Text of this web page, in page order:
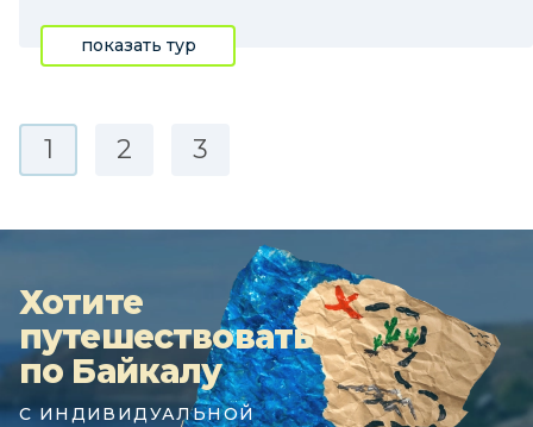
показать тур
1 2 3
Хотите
путешествовать
по Байкалу
С ИНДИВИДУАЛЬНОЙ